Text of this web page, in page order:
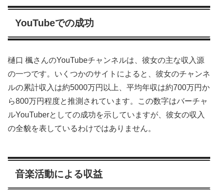
YouTubeでの成功
樋口 楓さんのYouTubeチャンネルは、彼女の主な収入源
の一つです。いくつかのサイトによると、彼女のチャンネ
ルの累計収入は約5000万円以上、平均年収は約700万円か
ら800万円程度と推測されています。この数字はバーチャ
ルYouTuberとしての成功を示していますが、彼女の収入
の全貌を表しているわけではありません。
音楽活動による収益